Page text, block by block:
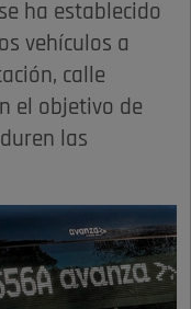
ha establecido
vehículos a
calle
el objetivo de
las